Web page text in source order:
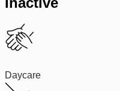
Daycare